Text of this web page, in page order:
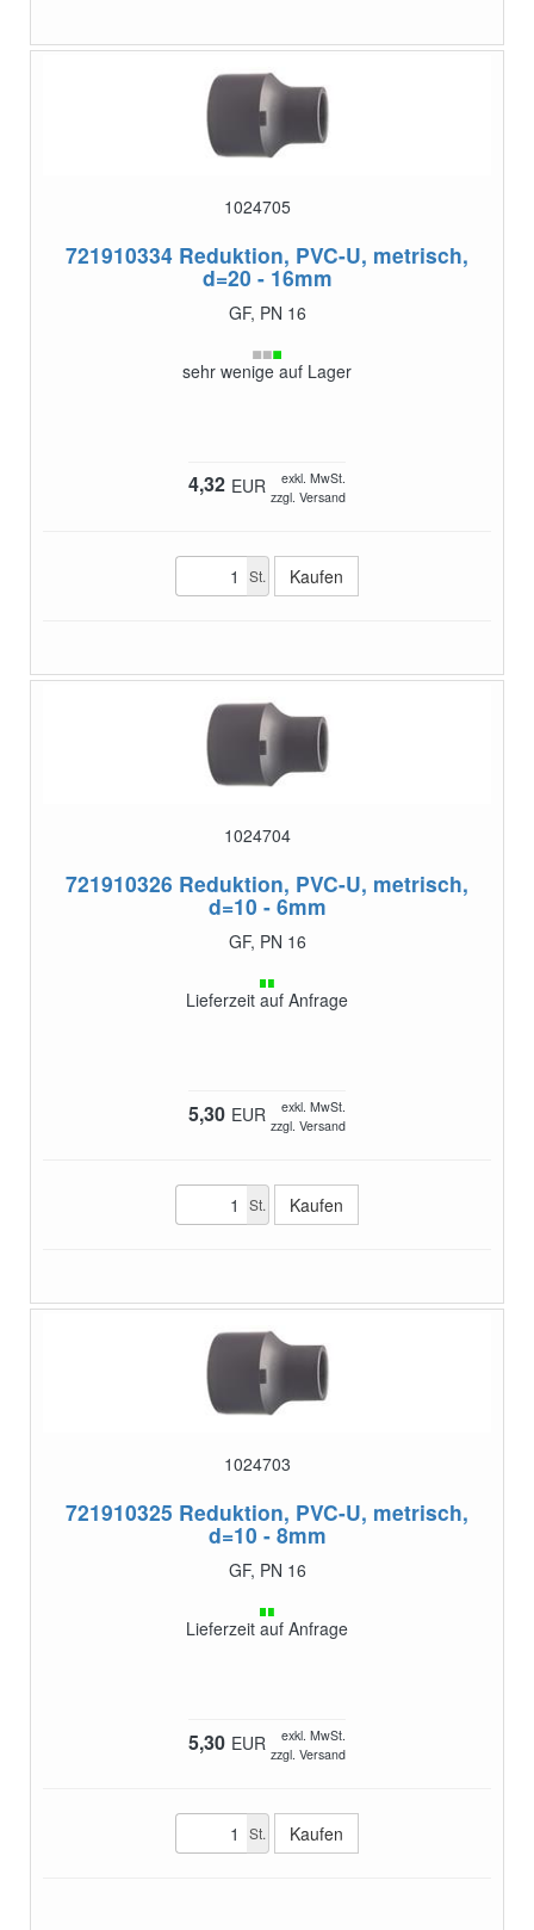
1024705
721910334 Reduktion, PVC-U, metrisch,
d=20 - 16mm
GF, PN 16
sehr wenige auf Lager
4,32 EUR
exkl. MwSt.
zzgl. Versand
St.
1024704
721910326 Reduktion, PVC-U, metrisch,
d=10 - 6mm
GF, PN 16
Lieferzeit auf Anfrage
5,30 EUR
exkl. MwSt.
zzgl. Versand
St.
1024703
721910325 Reduktion, PVC-U, metrisch,
d=10 - 8mm
GF, PN 16
Lieferzeit auf Anfrage
5,30 EUR
exkl. MwSt.
zzgl. Versand
St.